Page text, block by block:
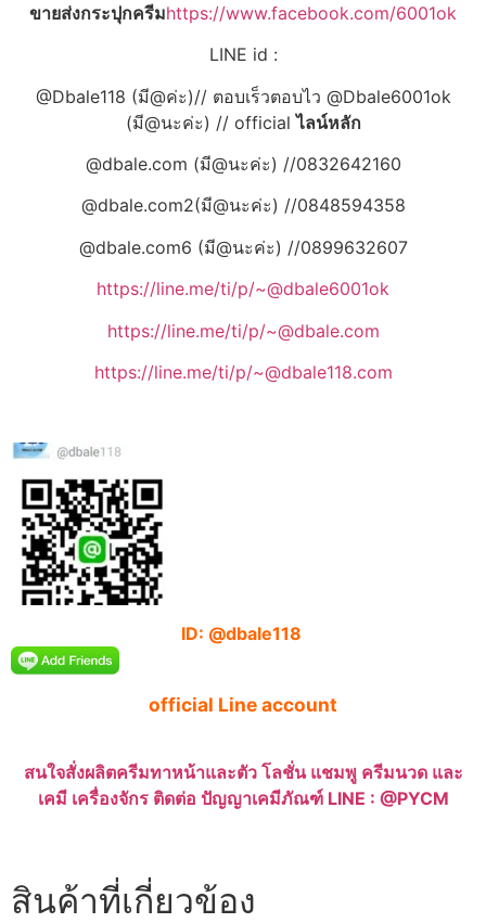
ขายส่งกระปุกครีมhttps://www.facebook.com/6001ok
LINE id :
@Dbale118 (มี@ค่ะ)// ตอบเร็วตอบไว @Dbale6001ok
(มี@นะค่ะ) // officialไลน์หลัก
@dbale.com (มี@นะค่ะ) //0832642160
@dbale.com2(มี@นะค่ะ) //0848594358
@dbale.com6 (มี@นะค่ะ) //0899632607
https://line.me/ti/p/~@dbale6001ok
https://line.me/ti/p/~@dbale.com
https://line.me/ti/p/~@dbale118.com
ID: @dbale118
official Line account
สนใจสั่งผลิตครีมทาหน้าและตัว โลชั่น แชมพู ครีมนวด และ
เคมี เครื่องจักร ติดต่อ ปัญญาเคมีภัณฑ์ LINE : @PYCM
สินค้าที่เกี่ยวข้อง